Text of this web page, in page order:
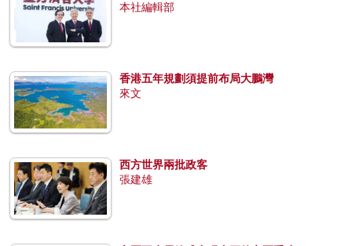
本社編輯部
香港五年規劃須提前布局大鵬灣
來文
西方世界兩批政客
張建雄